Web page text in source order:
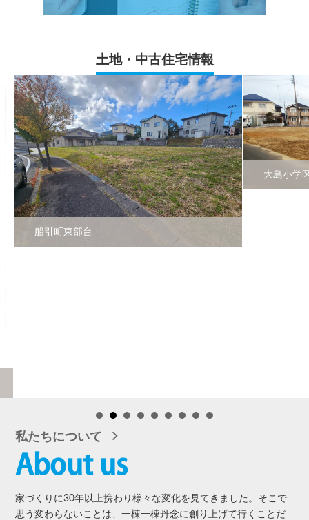
土地・中古住宅情報
船引町東部台
大島小学区下亀田
私たちについて
About us
家づくりに30年以上携わり様々な変化を見てきました。そこで
思う変わらないことは、一棟一棟丹念に創り上げて行くことだ